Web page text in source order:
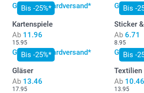
Gratis Standardversand* Gratis
Bis -25%*
Kartenspiele
Ab 11.96
15.95
Gratis Standardversand*
Bis -
Sticker
Ab 6.71
8.95
Gratis
Bis -25%*
Gläser
Ab 13.46
17.95
Bis -
Textilien
Ab 10.46
13.95